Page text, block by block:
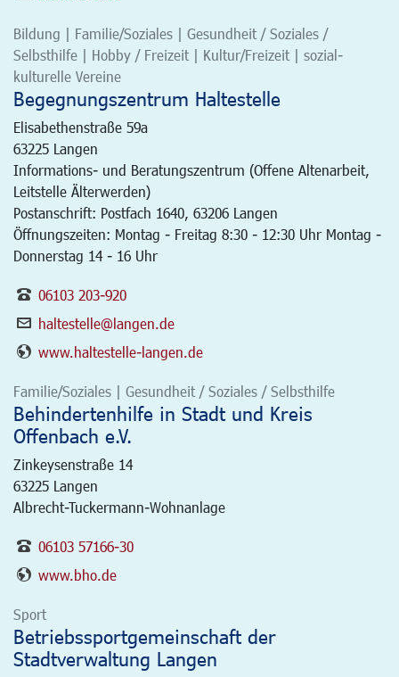
Bildung | Familie/Soziales | Gesundheit / Soziales /
Selbsthilfe | Hobby / Freizeit | Kultur/Freizeit | sozial-
kulturelle Vereine
Begegnungszentrum Haltestelle
Elisabethenstraße 59a
63225 Langen
Informations- und Beratungszentrum (Offene Altenarbeit,
Leitstelle Älterwerden)
Postanschrift: Postfach 1640, 63206 Langen
Öffnungszeiten: Montag - Freitag 8:30 - 12:30 Uhr Montag -
Donnerstag 14 - 16 Uhr
06103 203-920
haltestelle@langen.de
www.haltestelle-langen.de
Familie/Soziales | Gesundheit / Soziales / Selbsthilfe
Behindertenhilfe in Stadt und Kreis
Offenbach e.V.
Zinkeysenstraße 14
63225 Langen
Albrecht-Tuckermann-Wohnanlage
06103 57166-30
www.bho.de
Sport
Betriebssportgemeinschaft der
Stadtverwaltung Langen